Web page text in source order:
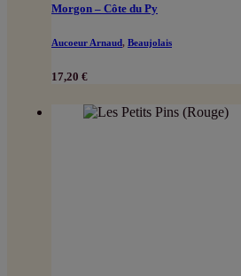
Morgon – Côte du Py
Aucoeur Arnaud, Beaujolais
17,20 €